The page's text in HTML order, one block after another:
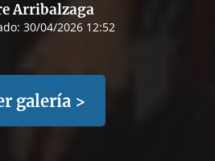
Arribalzaga
30/04/2026 12:52
galería >